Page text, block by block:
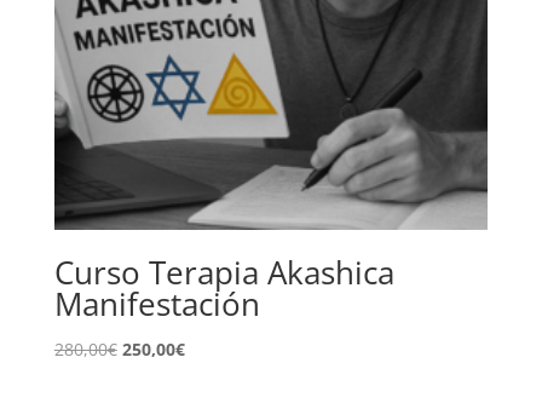
Curso Terapia Akashica
Manifestación
280,00€ El
250,00€El